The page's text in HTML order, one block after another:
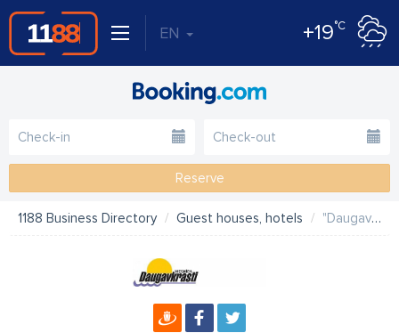
EN +19°C
Reserve
1188 Business Directory Guest houses, hotels "Daugavkrasti" SIA viesnīca